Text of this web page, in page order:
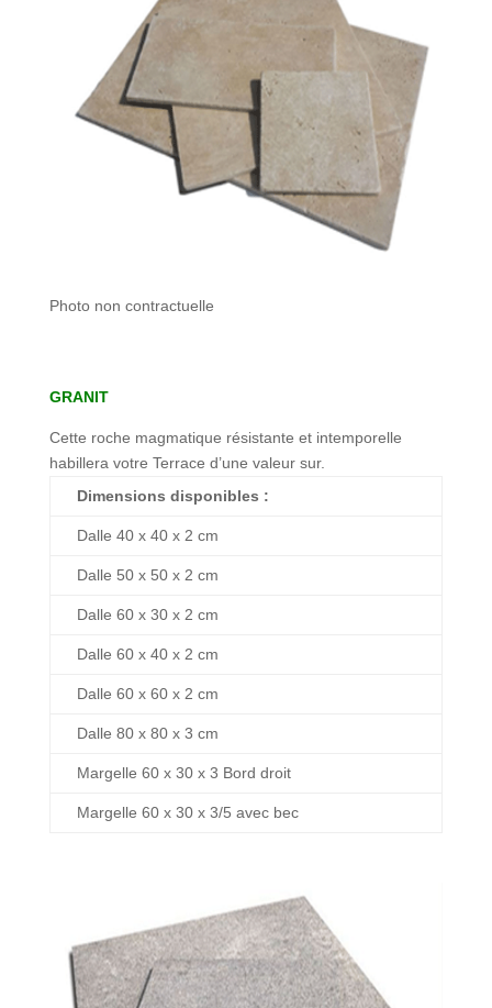
Photo non contractuelle
GRANIT
Cette roche magmatique résistante et intemporelle
habillera votre Terrace d’une valeur sur.
Dimensions disponibles :
Dalle 40 x 40 x 2 cm
Dalle 50 x 50 x 2 cm
Dalle 60 x 30 x 2 cm
Dalle 60 x 40 x 2 cm
Dalle 60 x 60 x 2 cm
Dalle 80 x 80 x 3 cm
Margelle 60 x 30 x 3 Bord droit
Margelle 60 x 30 x 3/5 avec bec